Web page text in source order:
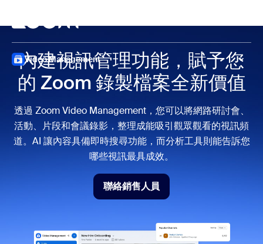
Video Management
內建視訊管理功能，賦予您
的 Zoom 錄製檔案全新價值
透過 Zoom Video Management，您可以將網路研討會、
活動、片段和會議錄影，整理成能吸引觀眾觀看的視訊頻
道。AI 讓內容具備即時搜尋功能，而分析工具則能告訴您
哪些視訊最具成效。
聯絡銷售人員
聯絡銷售人員